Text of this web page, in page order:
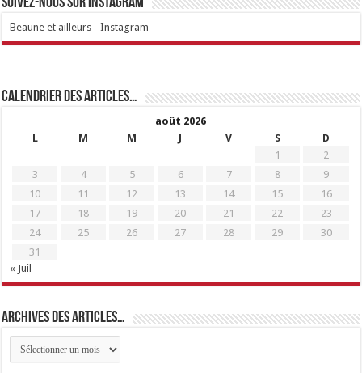
Beaune et ailleurs - Instagram
Calendrier des articles…
août 2026
L
M M J V S
D
1
2
3
4 5 6 7 8
9
10
11 12 13 14 15
16
17
18 19 20 21 22
23
24
25 26 27 28 29
30
31
« Juil
Archives des articles…
Archives
des
articles…